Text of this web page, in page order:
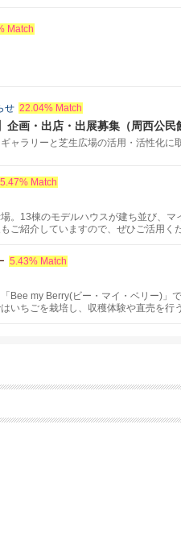
Match
せ 22.04% Match
画・出店・出展募集（周西公民
ャラリーと芝生広場の活用・活性化に
5.47% Match
。13棟のモデルハウスが建ち並び、
ご紹介していますので、ぜひご活用く
5.43% Match
Bee my Berry(ビー・マイ・ベリー)」
いちごを栽培し、収穫体験や直売を